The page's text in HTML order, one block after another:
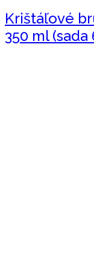
Krištáľové
350 ml (sada